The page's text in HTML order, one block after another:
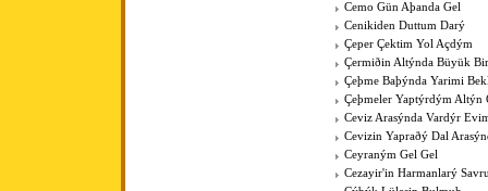
Cemo Gün Aþanda Gel
Cenikiden Duttum Darý
Çeper Çektim Yol Açdým
Çermiðin Altýnda Büyük
Çeþme Baþýnda Yarimi
Çeþmeler Yaptýrdým Altýn
Ceviz Arasýnda Vardýr
Cevizin Yapraðý Dal
Ceyraným Gel Gel
Cezayir'in Harmanlarý